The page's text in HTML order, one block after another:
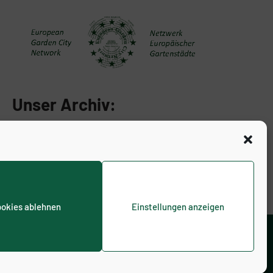
ablehnen Einstellungen anzeigen
Unser Archiv: